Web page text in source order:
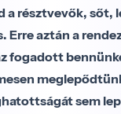
a résztvevők, sőt,
Erre aztán a
fogadott
sem